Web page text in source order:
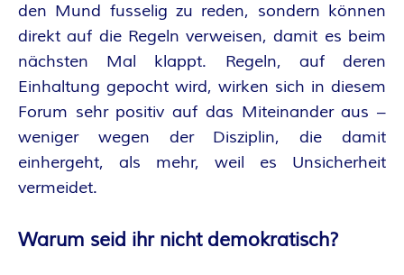
den Mund fusselig zu reden, sondern können
direkt auf die Regeln verweisen, damit es beim
nächsten Mal klappt. Regeln, auf deren
Einhaltung gepocht wird, wirken sich in diesem
Forum sehr positiv auf das Miteinander aus –
weniger wegen der Disziplin, die damit
einhergeht, als mehr, weil es Unsicherheit
vermeidet.
Warum seid ihr nicht demokratisch?